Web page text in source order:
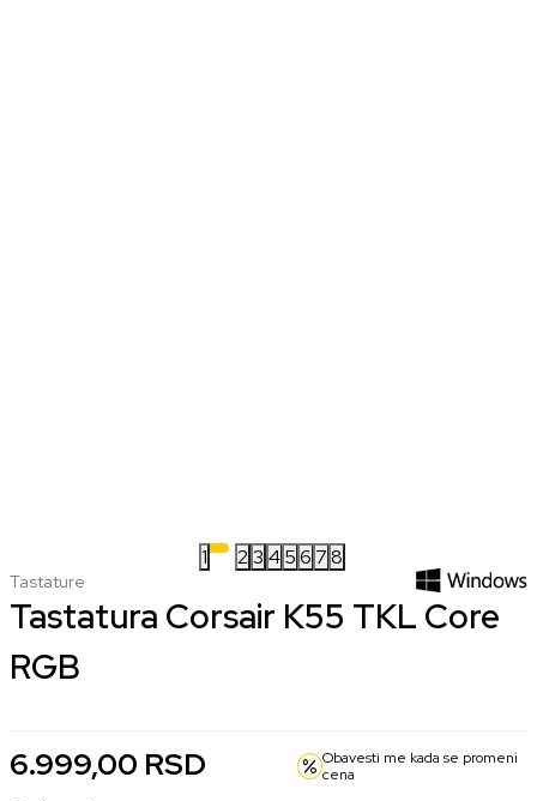
1 23 456 78
Tastature
Tastatura Corsair K55 TKL Core
RGB
6.999,00 RSD
Obavesti me kada se promeni
cena